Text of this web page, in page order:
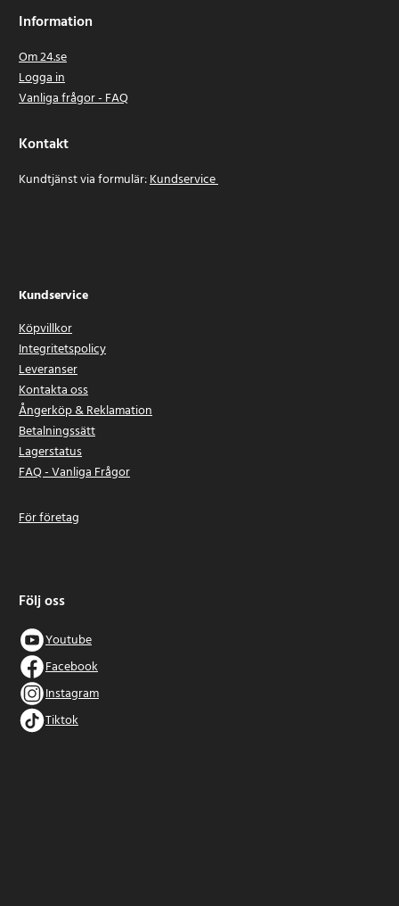
Information
Om 24.se
Logga in
Vanliga frågor - FAQ
Kontakt
Kundtjänst via formulär:Kundservice
Kundservice
Köpvillkor
Integritetspolicy
Leveranser
Kontakta oss
Ångerköp & Reklamation
Betalningssätt
Lagerstatus
FAQ - Vanliga Frågor
För företag
Följ oss
Youtube
Facebook
Instagram
Tiktok